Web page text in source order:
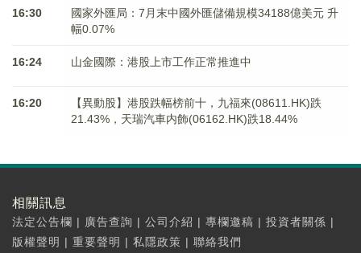
16:30
國家外匯局：7月末中國外匯儲備規模34188億美元 升
幅0.07%
16:24 山金國際：港股上市工作正常推進中
16:20
【異動股】港股跌幅榜前十，九福來(08611.HK)跌
21.43%，天瑞汽車内飾(06162.HK)跌18.44%
相關訊息
法定公告欄 | 廣告查詢 | 公司介紹 | 專欄邀稿 | 投資者關係 |
版權聲明 | 重要聲明 | 私隱政策 | 聯絡我們